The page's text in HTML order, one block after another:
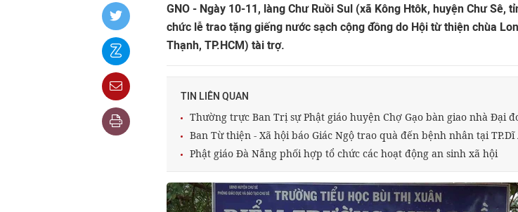
GNO - Ngày 10-11, làng Chư Ruồi Sul (xã Kông Htôk, huyện Chư Sê,
chức lễ trao tặng giếng nước sạch cộng đồng do Hội từ thiện chùa
Thạnh, TP.HCM) tài trợ.
TIN LIÊN QUAN
Thường trực Ban Trị sự Phật giáo huyện Chợ Gạo bàn giao nhà Đại
Ban Từ thiện - Xã hội báo Giác Ngộ trao quà đến bệnh nhân tại TP.Dĩ
Phật giáo Đà Nẵng phối hợp tổ chức các hoạt động an sinh xã hội